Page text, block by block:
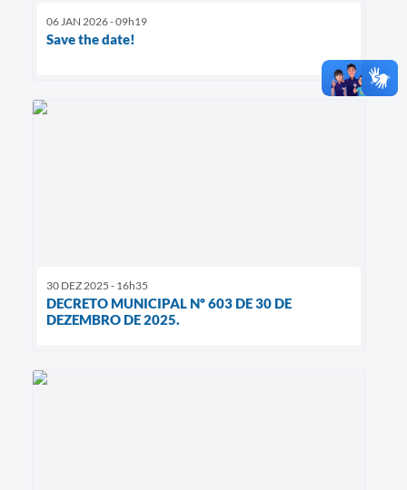
06 JAN 2026 - 09h19
Save the date!
30 DEZ 2025 - 16h35
DECRETO MUNICIPAL Nº 603 DE 30 DE
DEZEMBRO DE 2025.